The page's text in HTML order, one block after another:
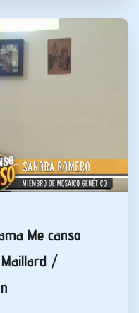
Me canso
Maillard /